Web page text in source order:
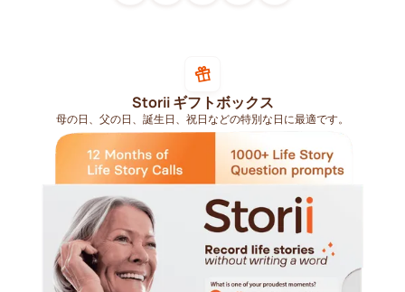
Storii ギフトボックス
母の日、父の日、誕生日、祝日などの特別な日に最適です。